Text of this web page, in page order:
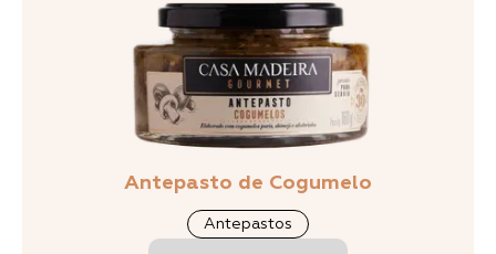
Antepasto de Cogumelo
Antepastos